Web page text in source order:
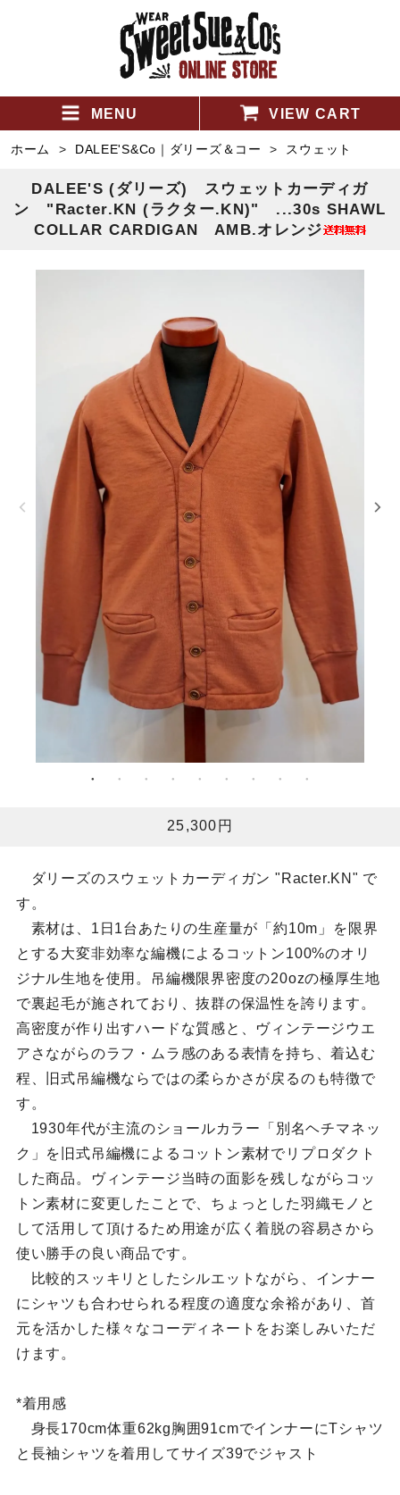
MENU VIEW CART
ホーム > DALEE'S&Co｜ダリーズ＆コー > スウェット
DALEE'S (ダリーズ) スウェットカーディガ
ン "Racter.KN (ラクター.KN)" ...30s SHAWL
COLLAR CARDIGAN AMB.オレンジ
25,300円
ダリーズのスウェットカーディガン "Racter.KN" で
す。
素材は、1日1台あたりの生産量が「約10m」を限界
とする大変非効率な編機によるコットン100%のオリ
ジナル生地を使用。吊編機限界密度の20ozの極厚生地
で裏起毛が施されており、抜群の保温性を誇ります。
高密度が作り出すハードな質感と、ヴィンテージウエ
アさながらのラフ・ムラ感のある表情を持ち、着込む
程、旧式吊編機ならではの柔らかさが戻るのも特徴で
す。
1930年代が主流のショールカラー「別名ヘチマネッ
ク」を旧式吊編機によるコットン素材でリプロダクト
した商品。ヴィンテージ当時の面影を残しながらコッ
トン素材に変更したことで、ちょっとした羽織モノと
して活用して頂けるため用途が広く着脱の容易さから
使い勝手の良い商品です。
比較的スッキリとしたシルエットながら、インナー
にシャツも合わせられる程度の適度な余裕があり、首
元を活かした様々なコーディネートをお楽しみいただ
けます。
*着用感
身長170cm体重62kg胸囲91cmでインナーにTシャツ
と長袖シャツを着用してサイズ39でジャスト